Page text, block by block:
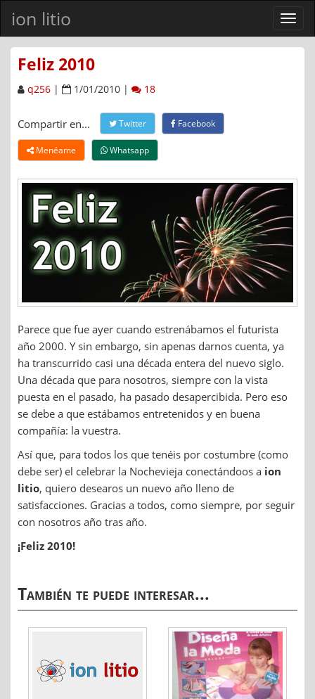
ion litio
Ver
menú
Feliz 2010
q256 | 1/01/2010 | 18
Compartir en... Twitter Facebook
Menéame Whatsapp
Parece que fue ayer cuando estrenábamos el futurista
año 2000. Y sin embargo, sin apenas darnos cuenta, ya
ha transcurrido casi una década entera del nuevo siglo.
Una década que para nosotros, siempre con la vista
puesta en el pasado, ha pasado desapercibida. Pero eso
se debe a que estábamos entretenidos y en buena
compañía: la vuestra.
Así que, para todos los que tenéis por costumbre (como
debe ser) el celebrar la Nochevieja conectándoos a ion
litio, quiero desearos un nuevo año lleno de
satisfacciones. Gracias a todos, como siempre, por seguir
con nosotros año tras año.
¡Feliz 2010!
También te puede interesar...